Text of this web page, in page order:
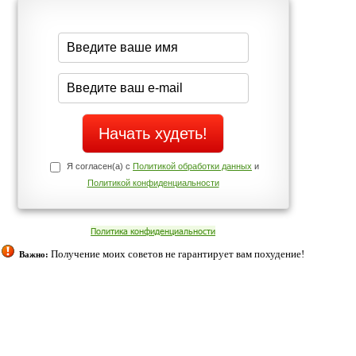
Нет
Телефоны службы поддержки
+7 (909) 421-77-27
cookies. Оставаясь с нами, вы соглашаетесь с нашей
Согласен